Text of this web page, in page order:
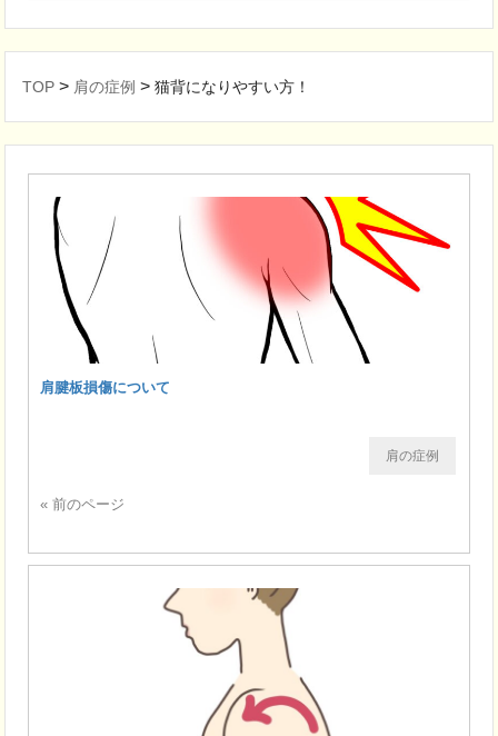
TOP > 肩の症例 >猫背になりやすい方！
肩腱板損傷について
肩の症例
« 前のページ